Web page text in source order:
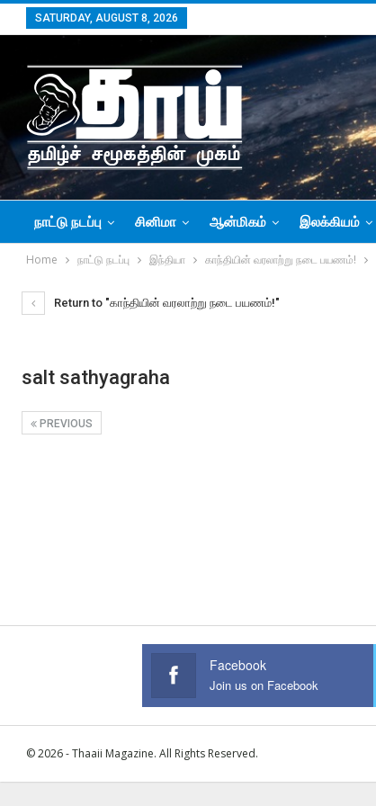
SATURDAY, AUGUST 8, 2026
நாட்டு நடப்பு சினிமா ஆன்மிகம் இலக்கியம்
Home நாட்டு நடப்பு இந்தியா காந்தியின் வரலாற்று நடை பயணம்!
Return to "காந்தியின் வரலாற்று நடை பயணம்!"
salt sathyagraha
PREVIOUS
Facebook
Join us on Facebook
© 2026 - Thaaii Magazine. All Rights Reserved.